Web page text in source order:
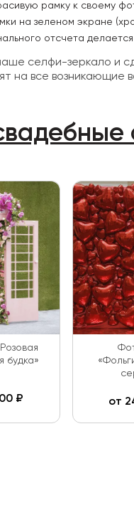
рамку к своему
на зеленом экране
отсчета
селфи-зеркало
на все возникающие
будка»
₽ от